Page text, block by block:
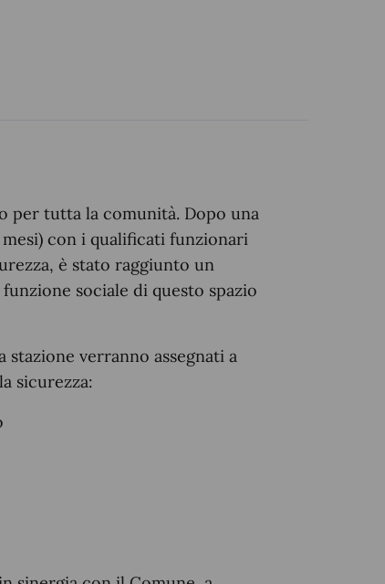
per tutta la comunità. Dopo una
con i qualificati funzionari
è stato raggiunto un
sociale di questo spazio
verranno assegnati a
sicurezza: